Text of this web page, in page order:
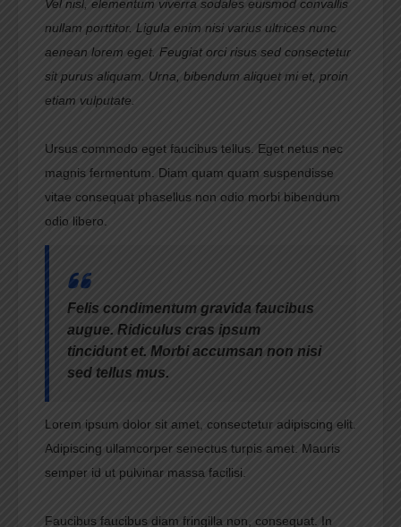
Vel nisl, elementum viverra sodales euismod convallis
nullam porttitor. Ligula enim nisi varius ultrices nunc
aenean lorem eget. Feugiat orci risus sed consectetur
sit purus aliquam. Urna, bibendum aliquet mi et, proin
etiam vulputate.
Ursus commodo eget faucibus tellus. Eget netus nec
magnis fermentum. Diam quam quam suspendisse
vitae consequat phasellus non odio morbi bibendum
odio libero.
Felis condimentum gravida faucibus
augue. Ridiculus cras ipsum
tincidunt et. Morbi accumsan non nisi
sed tellus mus.
Lorem ipsum dolor sit amet, consectetur adipiscing elit.
Adipiscing ullamcorper senectus turpis amet. Mauris
semper id ut pulvinar massa facilisi.
Faucibus faucibus diam fringilla non, consequat. In